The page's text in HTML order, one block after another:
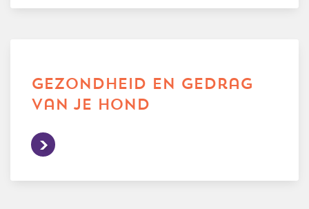
gezondheid en gedrag
van je hond